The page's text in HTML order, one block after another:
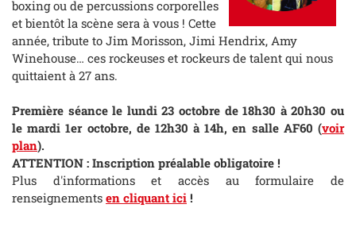
boxing ou de percussions corporelles
et bientôt la scène sera à vous ! Cette
année, tribute to Jim Morisson, Jimi Hendrix, Amy
Winehouse… ces rockeuses et rockeurs de talent qui nous
quittaient à 27 ans.
Première séance le lundi 23 octobre de 18h30 à 20h30 ou
le mardi 1er octobre, de 12h30 à 14h, en salle AF60 (voir
plan).
ATTENTION : Inscription préalable obligatoire !
Plus d'informations et accès au formulaire de
renseignements en cliquant ici !